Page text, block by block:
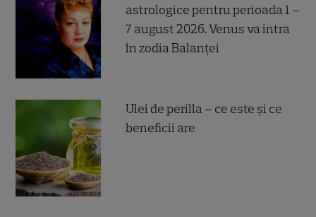
astrologice pentru perioada 1 –
7 august 2026. Venus va intra
în zodia Balanței
Ulei de perilla – ce este și ce
beneficii are